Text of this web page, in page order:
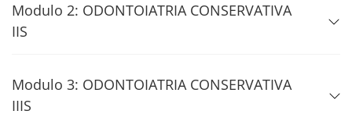
Modulo 2: ODONTOIATRIA CONSERVATIVA
IIS
Modulo 3: ODONTOIATRIA CONSERVATIVA
IIIS